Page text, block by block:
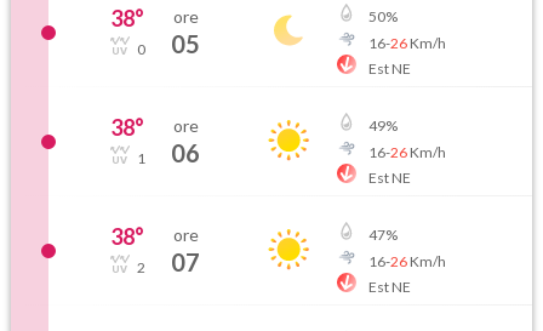
38°
0
ore
05
50%
16-26Km/h
Est NE
38°
1
ore
06
49%
16-26Km/h
Est NE
38°
2
ore
07
47%
16-26Km/h
Est NE